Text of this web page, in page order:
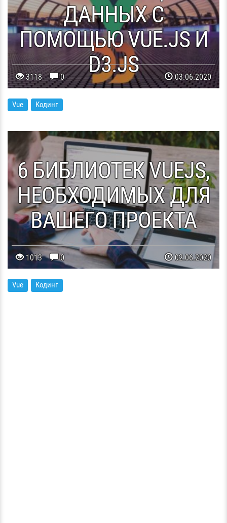
ДАННЫХ С
ПОМОЩЬЮ VUE.JS И
D3.JS
3118 0 03.06.2020
Vue Кодинг
6 БИБЛИОТЕК VUEJS,
НЕОБХОДИМЫХ ДЛЯ
ВАШЕГО ПРОЕКТА
1013 0 02.06.2020
Vue Кодинг